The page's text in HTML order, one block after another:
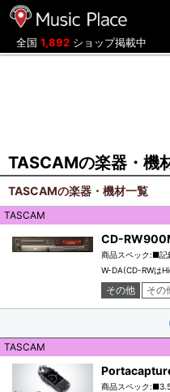
全国 1,892 ショップ掲載中
TASCAMの楽器・機
TASCAMの楽器・機材一覧
TASCAM
CD-
商品スペック:■記
W-DA(CD-RWは
その他 その
TASCAM
商品スペック